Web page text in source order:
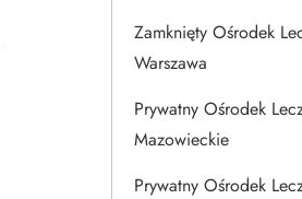
Zamknięty Ośrodek
Warszawa
Prywatny Ośrodek
Mazowieckie
Prywatny Ośrodek